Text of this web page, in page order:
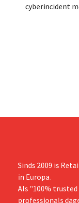
cyberincident
Sinds 2009 is
in Europa.
Als "100%
professionals